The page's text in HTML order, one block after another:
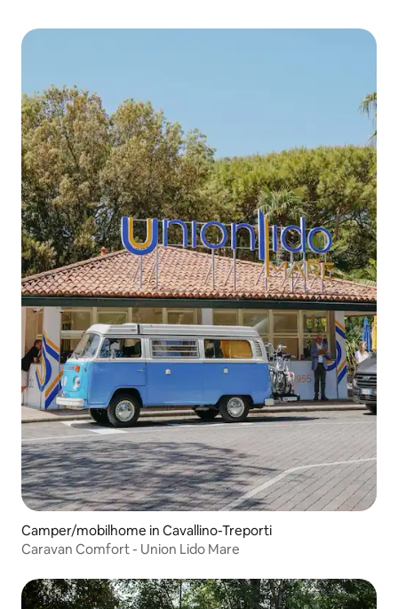
Camper/mobilhome in Cavallino-Treporti
Caravan Comfort - Union Lido Mare